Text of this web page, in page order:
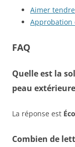
Aimer
Approbation
FAQ
Quelle est la
peau
La réponse est
Combien de